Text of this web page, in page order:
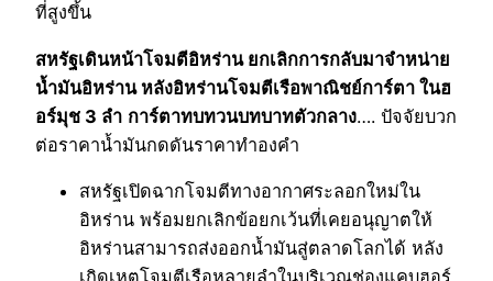
ที่สูงขึ้น
สหรัฐเดินหน้าโจมตีอิหร่าน ยกเลิกการกลับมาจำหน่าย
น้ำมันอิหร่าน หลังอิหร่านโจมตีเรือพาณิชย์การ์ตา ในฮ
อร์มุช 3 ลำ การ์ตาทบทวนบทบาทตัวกลาง…. ปัจจัยบวก
ต่อราคาน้ำมันกดดันราคาทำองคำ
สหรัฐเปิดฉากโจมตีทางอากาศระลอกใหม่ใน
อิหร่าน พร้อมยกเลิกข้อยกเว้นที่เคยอนุญาตให้
อิหร่านสามารถส่งออกน้ำมันสู่ตลาดโลกได้ หลัง
เกิดเหตุโจมตีเรือหลายลำในบริเวณช่องแคบฮอร์